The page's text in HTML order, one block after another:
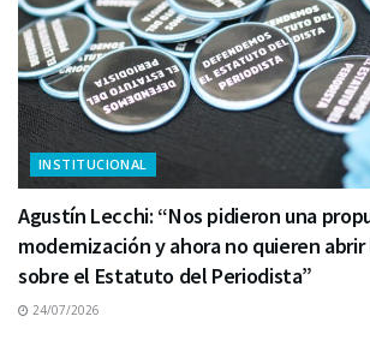
INSTITUCIONAL
Agustín Lecchi: “Nos pidieron una
modernización y ahora no quieren abrir
sobre el Estatuto del Periodista”
24/07/2026